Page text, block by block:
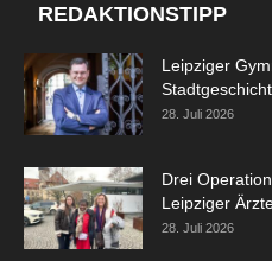
REDAKTIONSTIPP
Leipziger
28. Juli 2026
Drei
Leipziger
28. Juli 2026